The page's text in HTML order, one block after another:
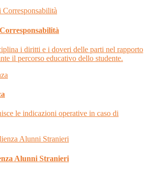
i diritti e i doveri delle parti nel rapporto
il percorso educativo dello studente.
le indicazioni operative in caso di
Alunni Stranieri